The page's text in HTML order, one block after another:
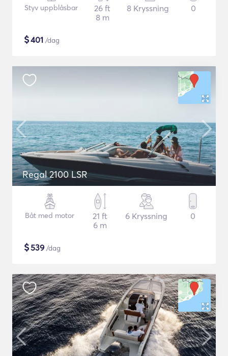
Styv uppblåsbar
26 ft
8 m
8 Kryssning 0
$401 /dag
Regal 2100 LSR
Båt med motor
21 ft
6 m
6 Kryssning 0
$539 /dag